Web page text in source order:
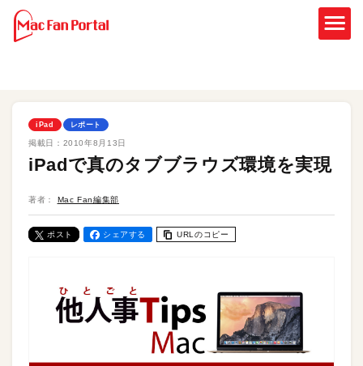
iPad レポート
掲載日： 2010年8月13日
iPadで真のタブブラウズ環境を実現
著者： Mac Fan編集部
ポスト シェアする URLのコピー